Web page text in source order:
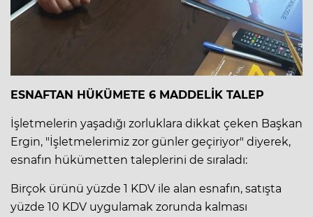
ESNAFTAN HÜKÜMETE 6 MADDELİK TALEP
İşletmelerin yaşadığı zorluklara dikkat çeken Başkan
Ergin, "İşletmelerimiz zor günler geçiriyor" diyerek,
esnafın hükümetten taleplerini de sıraladı:
Birçok ürünü yüzde 1 KDV ile alan esnafın, satışta
yüzde 10 KDV uygulamak zorunda kalması